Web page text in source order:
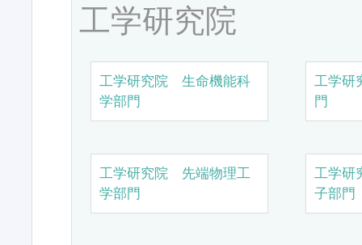
工学研究院
工学研究院 生命機能科
学部門
工学研
門
工学研究院 先端物理工
学部門
工学研
子部門